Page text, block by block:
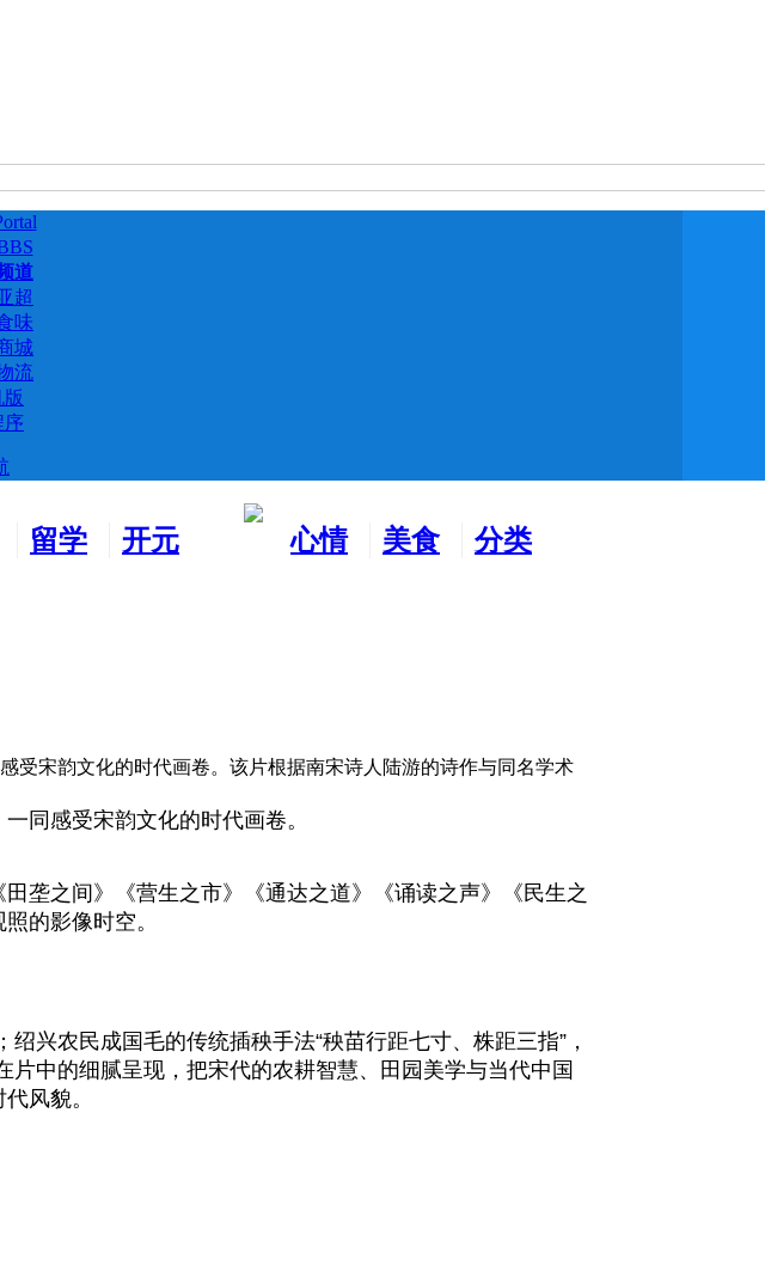
道
超
味
城
流
序
留学
开元
心情
美食
分类
受宋韵文化的时代画卷。该片根据南宋诗人陆游的诗作与同名学术
同感受宋韵文化的时代画卷。
垄之间》《营生之市》《通达之道》《诵读之声》《民生之
的影像时空。
兴农民成国毛的传统插秧手法“秧苗行距七寸、株距三指”，
中的细腻呈现，把宋代的农耕智慧、田园美学与当代中国
风貌。